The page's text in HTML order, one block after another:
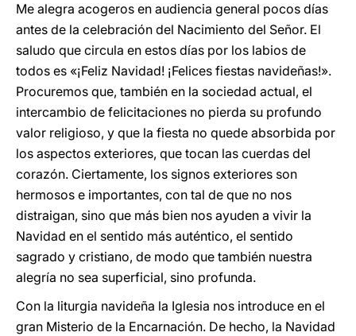
Me alegra acogeros en audiencia general pocos días
antes de la celebración del Nacimiento del Señor. El
saludo que circula en estos días por los labios de
todos es «¡Feliz Navidad! ¡Felices fiestas navideñas!».
Procuremos que, también en la sociedad actual, el
intercambio de felicitaciones no pierda su profundo
valor religioso, y que la fiesta no quede absorbida por
los aspectos exteriores, que tocan las cuerdas del
corazón. Ciertamente, los signos exteriores son
hermosos e importantes, con tal de que no nos
distraigan, sino que más bien nos ayuden a vivir la
Navidad en el sentido más auténtico, el sentido
sagrado y cristiano, de modo que también nuestra
alegría no sea superficial, sino profunda.
Con la liturgia navideña la Iglesia nos introduce en el
gran Misterio de la Encarnación. De hecho, la Navidad